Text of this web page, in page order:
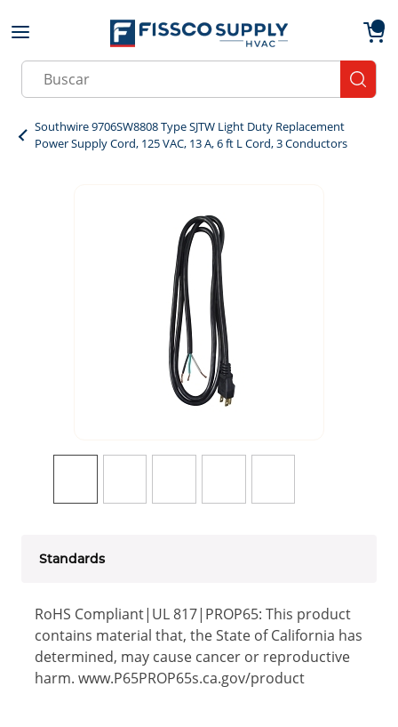
Skip to main content
Site Search
Southwire 9706SW8808 Type SJTW Light Duty Replacement
Power Supply Cord, 125 VAC, 13 A, 6 ft L Cord, 3 Conductors
Standards
RoHS Compliant|UL 817|PROP65: This product
contains material that, the State of California has
determined, may cause cancer or reproductive
harm. www.P65PROP65s.ca.gov/product